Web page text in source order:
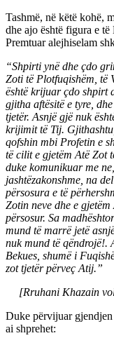
Tashmë, në këtë kohë,
dhe ajo është figura e
Premtuar alejhiselam
“Shpirti ynë dhe çdo
Zoti të Plotfuqishëm, të
është krijuar çdo shpirt
gjitha aftësitë e tyre,
tjetër. Asnjë gjë nuk
krijimit të Tij.
qofshin mbi Profetin e
të cilit e gjetëm Atë Zot
duke komunikuar me
jashtëzakonshme, na
përsosura e të
Zotin neve dhe e
përsosur. Sa
mund të marrë jetë
nuk mund të qëndrojë!.
Bekues, shumë i
zot tjetër përveç Atij.”
[Rruhani Khazain
Duke përvijuar
ai shprehet: